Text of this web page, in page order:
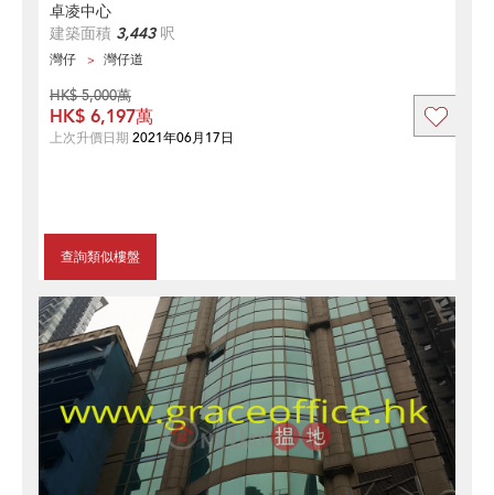
卓凌中心
建築面積 3,443呎
灣仔 灣仔道
查詢類似樓盤
HK$ 5,000萬
HK$ 6,197萬
上次升價日期 2021年06月17日